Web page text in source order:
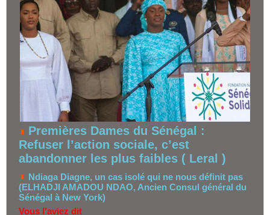
Premières Dames du Sénégal :
Refuser l’action sociale, c’est
abandonner les plus faibles ( Leral )
Ndiaga Diagne, un cas isolé qui ne nous définit pas
(ELHADJI AMADOU NDAO, Ancien Consul général du
Sénégal à New York)
Vous l'aviez dit